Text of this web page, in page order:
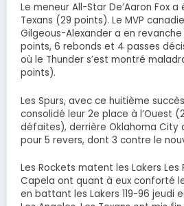
Le meneur All-Star De’Aaron Fox
Texans (29 points). Le MVP
Gilgeous-Alexander a en
points, 6 rebonds et 4 passes
où le Thunder s’est montré
points).
Les Spurs, avec ce huitième
consolidé leur 2e place à l’Ouest
défaites), derrière Oklahoma City
pour 5 revers, dont 3 contre le
Les Rockets matent les Lakers Les
Capela ont quant à eux conforté
en battant les Lakers 119-96 jeudi